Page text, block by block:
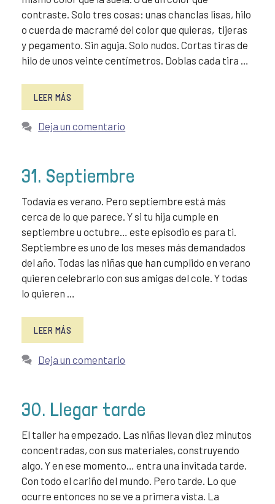
contraste. Solo tres cosas: unas chanclas lisas, hilo
o cuerda de macramé del color que quieras, tijeras
y pegamento. Sin aguja. Solo nudos. Cortas tiras de
hilo de unos veinte centímetros. Doblas cada tira …
LEER MÁS
Deja un comentario
31. Septiembre
Todavía es verano. Pero septiembre está más
cerca de lo que parece. Y si tu hija cumple en
septiembre u octubre… este episodio es para ti.
Septiembre es uno de los meses más demandados
del año. Todas las niñas que han cumplido en verano
quieren celebrarlo con sus amigas del cole. Y todas
lo quieren …
LEER MÁS
Deja un comentario
30. Llegar tarde
El taller ha empezado. Las niñas llevan diez minutos
concentradas, con sus materiales, construyendo
algo. Y en ese momento… entra una invitada tarde.
Con todo el cariño del mundo. Pero tarde. Lo que
ocurre entonces no se ve a primera vista. La